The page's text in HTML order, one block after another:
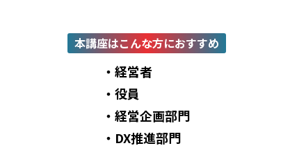
本講座はこんな方におすすめ
・経営者
・役員
・経営企画部門
・DX推進部門